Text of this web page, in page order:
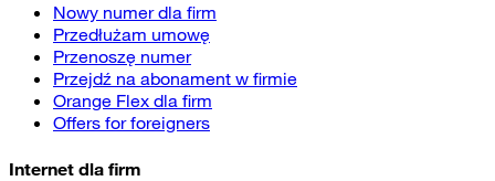
Nowy numer dla firm
Przedłużam umowę
Przenoszę numer
Przejdź na abonament w firmie
Orange Flex dla firm
Offers for foreigners
Internet dla firm